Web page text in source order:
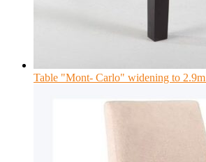
Table "Mont- Carlo" widening to 2.9m